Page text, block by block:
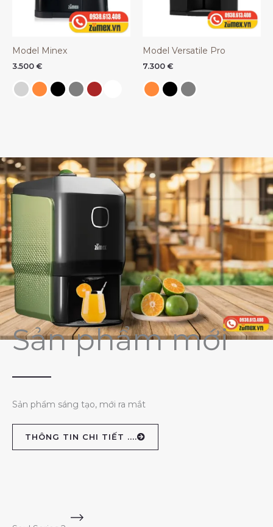
Model Minex
3.500 €
Model Versatile Pro
7.300 €
Sản phẩm mới
Sản phẩm sáng tạo, mới ra mắt
THÔNG TIN CHI TIẾT ....